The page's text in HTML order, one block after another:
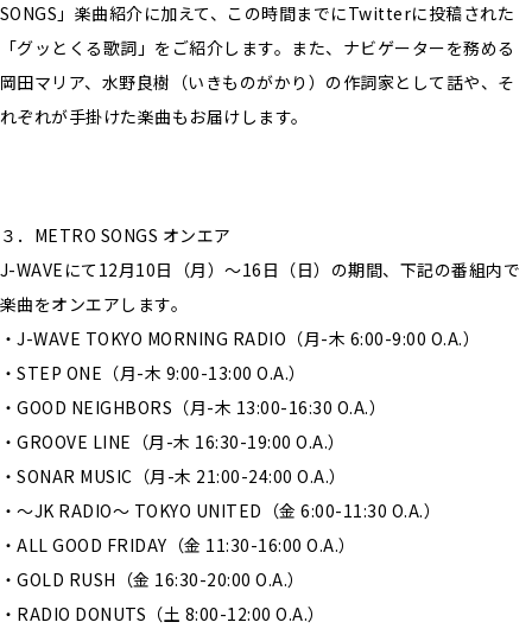
SONGS」楽曲紹介に加えて、この時間までにTwitterに投稿された
「グッとくる歌詞」をご紹介します。また、ナビゲーターを務める
岡田マリア、水野良樹（いきものがかり）の作詞家として話や、そ
れぞれが手掛けた楽曲もお届けします。
３．METRO SONGS オンエア
J-WAVEにて12月10日（月）～16日（日）の期間、下記の番組内で
楽曲をオンエアします。
・J-WAVE TOKYO MORNING RADIO（月-木 6:00-9:00 O.A.）
・STEP ONE（月-木 9:00-13:00 O.A.）
・GOOD NEIGHBORS（月-木 13:00-16:30 O.A.）
・GROOVE LINE（月-木 16:30-19:00 O.A.）
・SONAR MUSIC（月-木 21:00-24:00 O.A.）
・～JK RADIO～ TOKYO UNITED（金 6:00-11:30 O.A.）
・ALL GOOD FRIDAY（金 11:30-16:00 O.A.）
・GOLD RUSH（金 16:30-20:00 O.A.）
・RADIO DONUTS（土 8:00-12:00 O.A.）